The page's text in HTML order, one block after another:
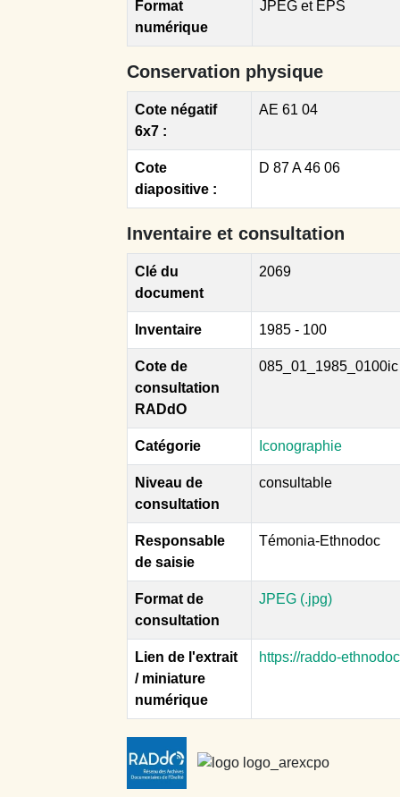
Format
numérique
JPEG et EPS
Conservation physique
Cote négatif
6x7 :
AE 61 04
Cote
diapositive :
D 87 A 46 06
Inventaire et consultation
Clé du
document
2069
Inventaire 1985 - 100
Cote de
consultation
RADdO
085_01_1985_0100ic
Catégorie Iconographie
Niveau de
consultation
consultable
Responsable
de saisie
Témonia-Ethnodoc
Format de
consultation
JPEG (.jpg)
Lien de l'extrait
/ miniature
numérique
https://raddo-